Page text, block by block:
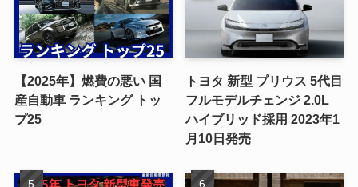
【2025年】燃費の悪い 国
産自動車 ランキング トッ
プ25
トヨタ 新型 プリウス 5代目
フルモデルチェンジ 2.0L
ハイブリッド採用 2023年1
月10日発売